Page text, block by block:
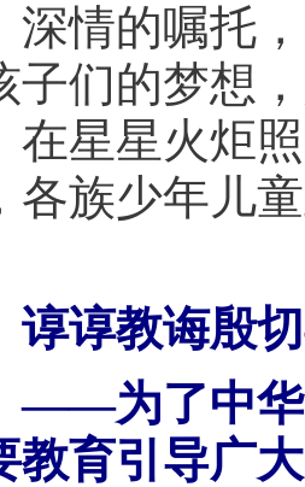
的嘱托，
子们的梦想
在星星火炬
各族少年儿
教诲殷切
为了中华民
教育引导广